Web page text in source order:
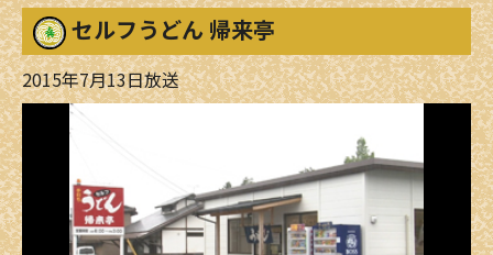
セルフうどん 帰来亭
2015年7月13日放送